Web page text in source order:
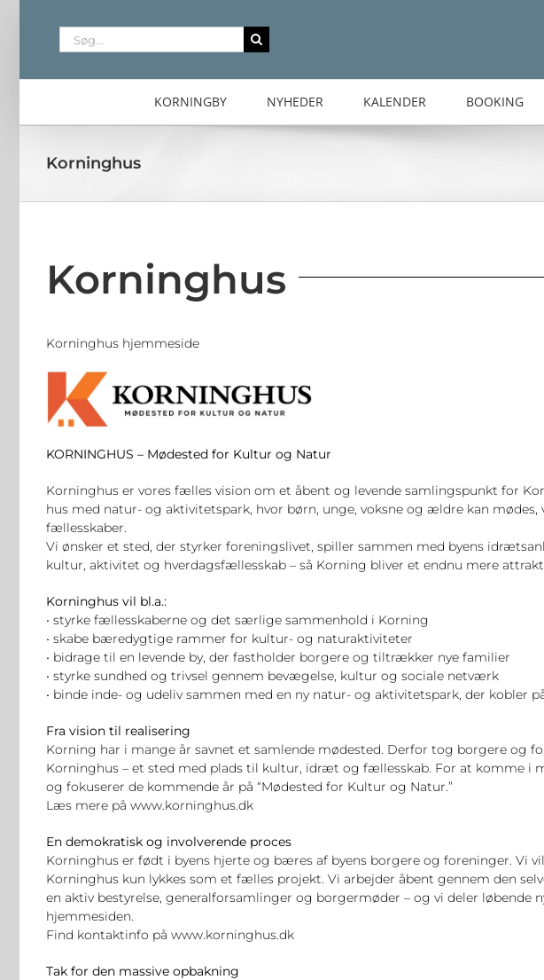
Søg
efter:
KORNINGBY NYHEDER KALENDER BOOKING
Korninghus
Korninghus
Korninghus hjemmeside
KORNINGHUS – Mødested for Kultur og Natur
Korninghus er vores fælles vision om et åbent og levende samlingspunkt for
hus med natur- og aktivitetspark, hvor børn, unge, voksne og ældre kan
fællesskaber.
Vi ønsker et sted, der styrker foreningslivet, spiller sammen med byens
kultur, aktivitet og hverdagsfællesskab – så Korning bliver et endnu mere
Korninghus vil bl.a.:
• styrke fællesskaberne og det særlige sammenhold i Korning
• skabe bæredygtige rammer for kultur- og naturaktiviteter
• bidrage til en levende by, der fastholder borgere og tiltrækker nye familier
• styrke sundhed og trivsel gennem bevægelse, kultur og sociale netværk
• binde inde- og udeliv sammen med en ny natur- og aktivitetspark, der kobler
Fra vision til realisering
Korning har i mange år savnet et samlende mødested. Derfor tog borgere og
Korninghus – et sted med plads til kultur, idræt og fællesskab. For at komme i
og fokuserer de kommende år på “Mødested for Kultur og Natur.”
Læs mere på www.korninghus.dk
En demokratisk og involverende proces
Korninghus er født i byens hjerte og bæres af byens borgere og foreninger. Vi
Korninghus kun lykkes som et fælles projekt. Vi arbejder åbent gennem den
en aktiv bestyrelse, generalforsamlinger og borgermøder – og vi deler løbende
hjemmesiden.
Find kontaktinfo på www.korninghus.dk
Tak for den massive opbakning